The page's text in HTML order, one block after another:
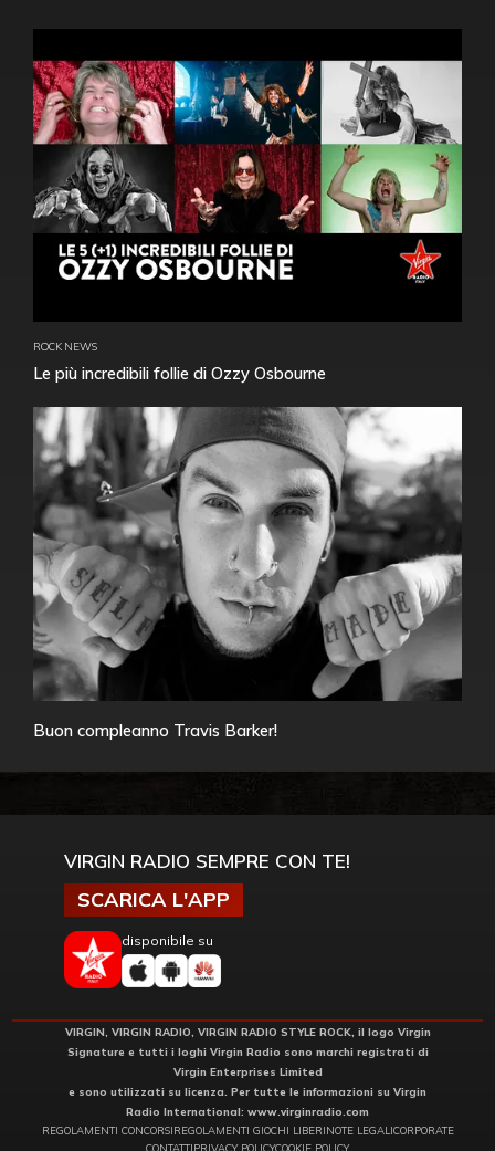
ROCK NEWS
Le più incredibili follie di Ozzy Osbourne
Buon compleanno Travis Barker!
VIRGIN RADIO SEMPRE CON TE!
SCARICA L'APP
disponibile su
VIRGIN, VIRGIN RADIO, VIRGIN RADIO STYLE ROCK, il logo Virgin
Signature e tutti i loghi Virgin Radio sono marchi registrati di
Virgin Enterprises Limited
e sono utilizzati su licenza. Per tutte le informazioni su Virgin
Radio International: www.virginradio.com
REGOLAMENTI CONCORSIREGOLAMENTI GIOCHI LIBERINOTE LEGALICORPORATE
CONTATTIPRIVACY POLICYCOOKIE POLICY